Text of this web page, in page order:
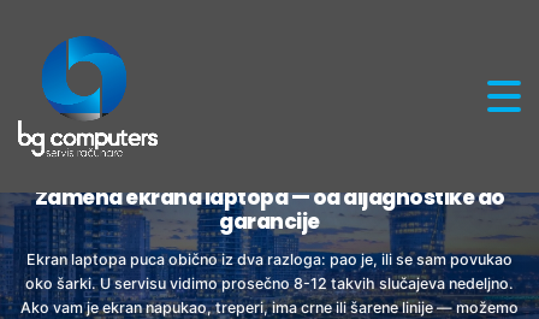
Zamena ekrana laptopa — od dijagnostike do
garancije
Ekran laptopa puca obično iz dva razloga: pao je, ili se sam povukao
oko šarki. U servisu vidimo prosečno 8-12 takvih slučajeva nedeljno.
Ako vam je ekran napukao, treperi, ima crne ili šarene linije — možemo